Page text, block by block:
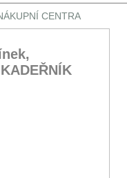
CENTRA